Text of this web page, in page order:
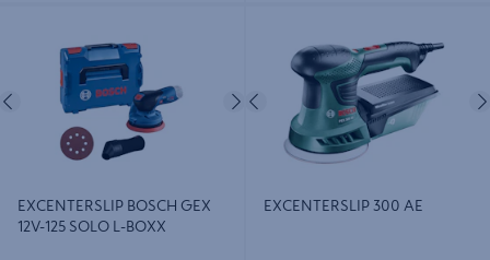
Föregående Nästa
EXCENTERSLIP BOSCH GEX
12V-125 SOLO L-BOXX
Föregående
EXCENTERSLIP 300 AE